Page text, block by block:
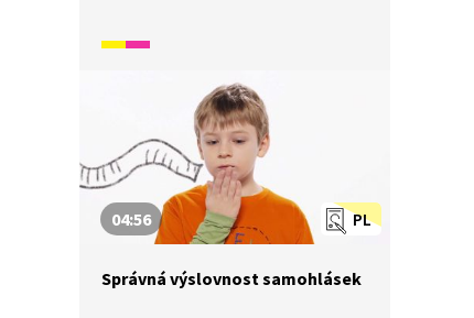
PL
04:56
Správná výslovnost samohlásek